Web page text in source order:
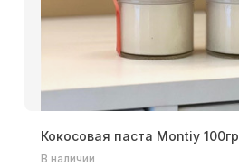
Кокосовая паста Montiy 100гр
В наличии